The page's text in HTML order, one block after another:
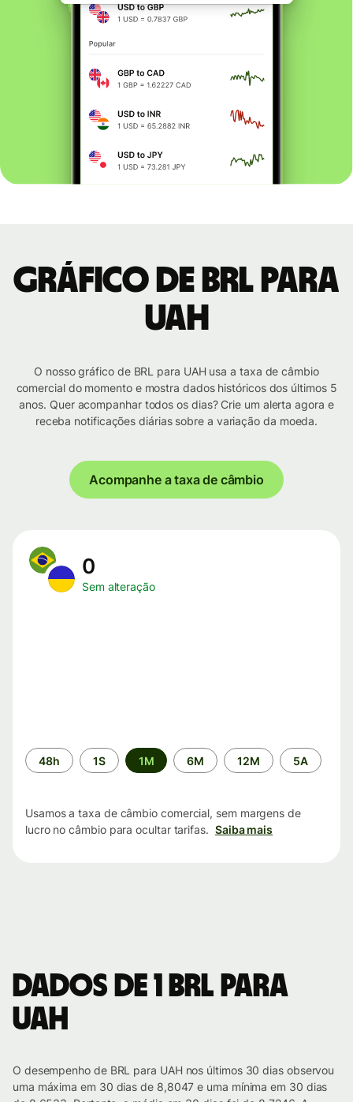
Gráfico de BRL para
UAH
O nosso gráfico de BRL para UAH usa a taxa de câmbio
comercial do momento e mostra dados históricos dos últimos 5
anos. Quer acompanhar todos os dias? Crie um alerta agora e
receba notificações diárias sobre a variação da moeda.
Acompanhe a taxa de câmbio
0
Sem alteração
Período
de
48h 1S 1M 6M 12M 5A
Usamos a taxa de câmbio comercial, sem margens de
lucro no câmbio para ocultar tarifas. Saiba mais
Dados de 1 BRL para
UAH
O desempenho de BRL para UAH nos últimos 30 dias observou
uma máxima em 30 dias de 8,8047 e uma mínima em 30 dias